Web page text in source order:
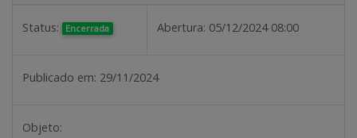
Status: Encerrada Abertura: 05/12/2024 08:00
Publicado em: 29/11/2024
Objeto: